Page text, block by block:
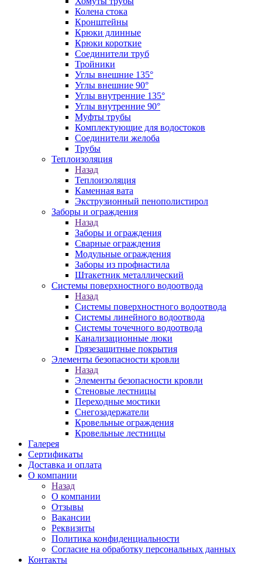
Колена стока
Кронштейны
Крюки длинные
Крюки короткие
Соединители труб
Тройники
Углы внешние 135°
Углы внешние 90°
Углы внутренние 135°
Углы внутренние 90°
Муфты трубы
Комплектующие для водостоков
Соединители желоба
Трубы
Теплоизоляция
Назад
Теплоизоляция
Каменная вата
Экструзионный пенополистирол
Заборы и ограждения
Назад
Заборы и ограждения
Сварные ограждения
Модульные ограждения
Заборы из профнастила
Штакетник металлический
Системы поверхностного водоотвода
Назад
Системы поверхностного водоотвода
Системы линейного водоотвода
Системы точечного водоотвода
Канализационные люки
Грязезащитные покрытия
Элементы безопасности кровли
Назад
Элементы безопасности кровли
Стеновые лестницы
Переходные мостики
Снегозадержатели
Кровельные ограждения
Кровельные лестницы
Галерея
Сертификаты
Доставка и оплата
О компании
Назад
О компании
Отзывы
Вакансии
Реквизиты
Политика конфиденциальности
Согласие на обработку персональных данных
Контакты